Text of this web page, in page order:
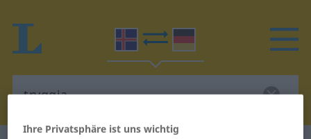
Ihre Privatsphäre ist uns wichtig